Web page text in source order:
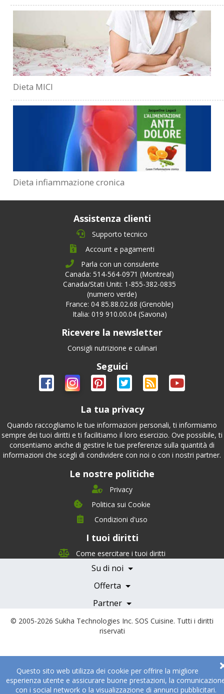
Dieta MICI
Dieta infiammazione cronica
Questo sito web utilizza dei cookie per offrire la migliore
esperienza utente e assicurare buone prestazioni, la
con i social network o la visualizzazione di annunci pubblicitari.
Assistenza clienti
Supporto tecnico
Account e pagamenti
Parla con un consulente
Canada: 514-564-0971 (Montreal)
Canada/Stati Uniti: 1-855-382-0835
(numero verde)
France: 04 85.88.02.68 (Grenoble)
Italia: 019 910.00.04 (Savona)
Ricevere la newsletter
Consigli nutrizione e culinari
Seguici
La tua privacy
Quando raccogliamo le tue informazioni personali, ti informiamo
sempre dei tuoi diritti e ti facilitiamo il loro esercizio. Ove possibile, ti
consentiamo anche di gestire le tue preferenze sulla quantità di
informazioni che scegli di condividere con noi o con i nostri partner.
Le nostre politiche
Privacy
Politica sui Cookie
Condizioni d'uso
I tuoi diritti
Come esercitare i tuoi diritti
Su di noi
Chi siamo
Management Team
Team Nutrizione
Offerta
Testimonials
Servizi e Tariffe
Partner
Medici e Professionisti
Becoming a Partner
© 2005-2026 Sukha Technologies Inc. SOS Cuisine. Tutti i diritti
riservati